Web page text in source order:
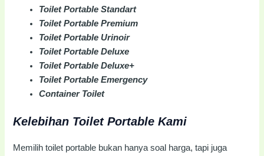
Toilet Portable Standart
Toilet Portable Premium
Toilet Portable Urinoir
Toilet Portable Deluxe
Toilet Portable Deluxe+
Toilet Portable Emergency
Container Toilet
Kelebihan Toilet Portable Kami
Memilih toilet portable bukan hanya soal harga, tapi juga